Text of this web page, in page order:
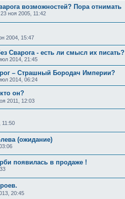
возможностей? Пора отнимать
23 ноя 2005, 11:42
2004, 15:47
Сварога - есть ли смысл их писать?
2014, 21:45
– Страшный Бородач Империи?
2014, 06:24
он?
2011, 12:03
11:50
(ожидание)
появилась в продаже !
20:45